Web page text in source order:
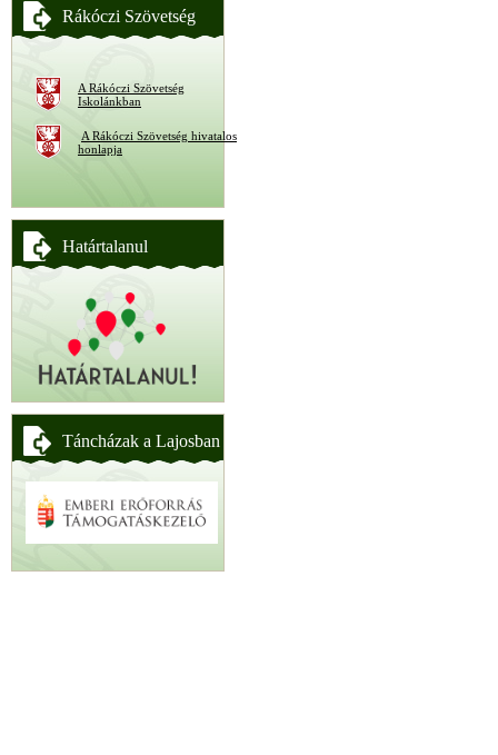
Rákóczi Szövetség
A Rákóczi Szövetség
Iskolánkban
A Rákóczi Szövetség hivatalos
honlapja
Határtalanul
Táncházak a Lajosban